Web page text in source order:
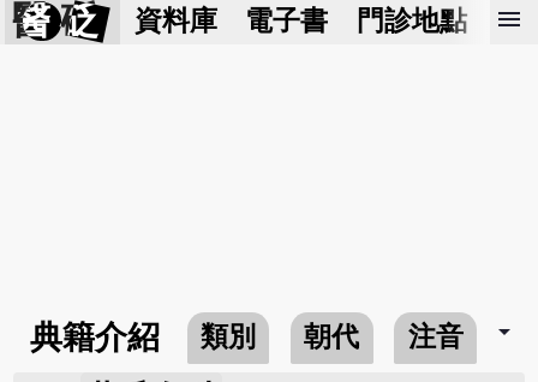
醫 砭 資料庫 電子書 門診地點 預
menu
典籍介紹 類別 朝代 注音 arrow_drop_down